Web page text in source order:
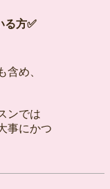
る方✅
め、
ンでは
事にかつ